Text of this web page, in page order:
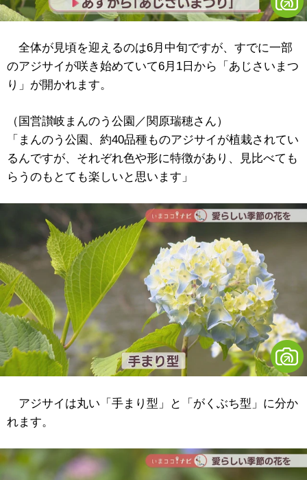
全体が見頃を迎えるのは6月中旬ですが、すでに一部
のアジサイが咲き始めていて6月1日から「あじさいまつ
り」が開かれます。
（国営讃岐まんのう公園／関原瑞穂さん）
「まんのう公園、約40品種ものアジサイが植栽されてい
るんですが、それぞれ色や形に特徴があり、見比べても
らうのもとても楽しいと思います」
アジサイは丸い「手まり型」と「がくぶち型」に分か
れます。